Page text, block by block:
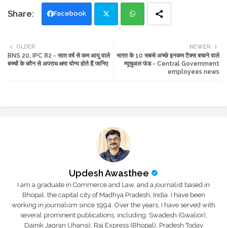
Facebook
tte ats
NEWER
भारत के 10 सबसे अच्छे इनकम टैक्स बचाने वाले
म्यूचुअल फंड - Central Government
employees news
OLDER
BNS 20, IPC 82 - सात वर्ष से कम आयु वाले
बच्चों के कौन से अपराध क्षमा योग्य होते हैं,जानिए
Updesh Awasthee
I am a graduate in Commerce and Law, and a journalist based in
Bhopal, the capital city of Madhya Pradesh, India. I have been
working in journalism since 1994. Over the years, I have served with
several prominent publications, including: Swadesh (Gwalior),
Dainik Jagran (Jhansi), Raj Express (Bhopal), Pradesh Today